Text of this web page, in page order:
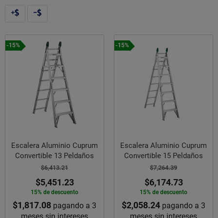
-15%
Escalera Aluminio Cuprum
Convertible 13 Peldaños
$6,413.21
$5,451.23
15% de descuento
$1,817.08 pagando a 3
-15%
Escalera Aluminio Cuprum
Convertible 15 Peldaños
$7,264.39
$6,174.73
15% de descuento
$2,058.24 pagando a 3